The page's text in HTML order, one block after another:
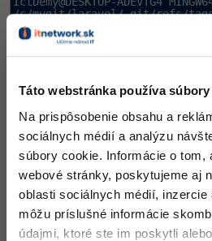
Táto webstránka používa
Na prispôsobenie obsahu a
sociálnych médií a analýzu
súbory cookie. Informácie o tom,
webové stránky, poskytujeme aj
oblasti sociálnych médií, inzercie
môžu príslušné informácie
údajmi, ktoré ste im poskytli
Získajme hash tagu
MINGW64:/c/mygit/laravel/.git/refs/
IctDemy@DESKTOP-ADEVTG4
04
IctDemy@DESKTOP-ADEVTG4